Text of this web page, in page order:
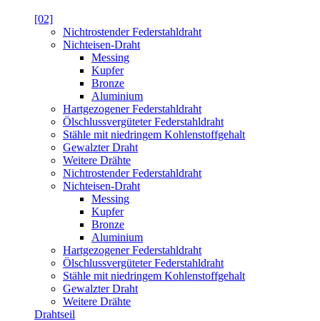
[02]
Nichtrostender Federstahldraht
Nichteisen-Draht
Messing
Kupfer
Bronze
Aluminium
Hartgezogener Federstahldraht
Ölschlussvergüteter Federstahldraht
Stähle mit niedringem Kohlenstoffgehalt
Gewalzter Draht
Weitere Drähte
Nichtrostender Federstahldraht
Nichteisen-Draht
Messing
Kupfer
Bronze
Aluminium
Hartgezogener Federstahldraht
Ölschlussvergüteter Federstahldraht
Stähle mit niedringem Kohlenstoffgehalt
Gewalzter Draht
Weitere Drähte
Drahtseil